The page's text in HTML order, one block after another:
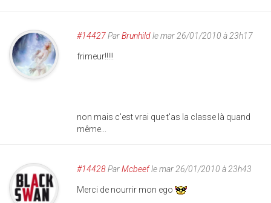
#14427ParBrunhildle mar 26/01/2010 à 23h17
frimeur!!!!!
non mais c'est vrai que t'as la classe là quand
même...
#14428ParMcbeefle mar 26/01/2010 à 23h43
Merci de nourrir mon ego